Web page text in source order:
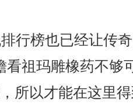
行榜也已经让传
看祖玛雕橡药不够
所以才能在这里